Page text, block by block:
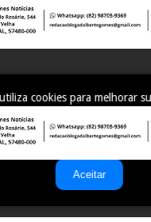
cookies para melhorar
personalizados. Ao
com o uso de
leia nossa
Política de
Aceitar